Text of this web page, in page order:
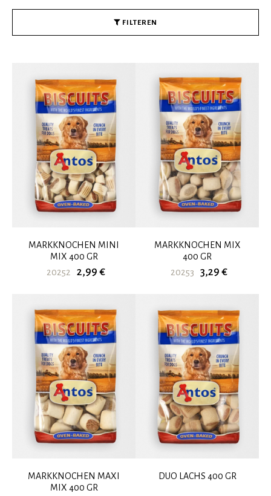
FILTEREN
MARKKNOCHEN MINI
MIX 400 GR
20252 2,99 €
MARKKNOCHEN MIX
400 GR
20253 3,29 €
MARKKNOCHEN MAXI
MIX 400 GR
DUO LACHS 400 GR